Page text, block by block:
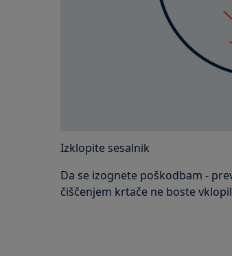
Izklopite sesalnik
Da se izognete poškodbam -
čiščenjem krtače ne boste